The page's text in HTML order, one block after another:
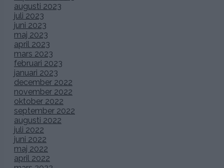
augusti 2023
juli 2023
juni 2023
maj 2023
april 2023
mars 2023
februari 2023
januari 2023
december 2022
november 2022
oktober 2022
september 2022
augusti 2022
juli 2022
juni 2022
maj 2022
april 2022